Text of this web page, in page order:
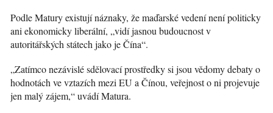
Podle Matury existují náznaky, že maďarské vedení není politicky
ani ekonomicky liberální, „vidí jasnou budoucnost v
autoritářských státech jako je Čína“.
„Zatímco nezávislé sdělovací prostředky si jsou vědomy debaty o
hodnotách ve vztazích mezi EU a Čínou, veřejnost o ni projevuje
jen malý zájem,“ uvádí Matura.